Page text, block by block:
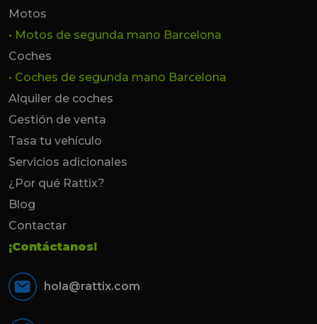
Motos
• Motos de segunda mano Barcelona
Coches
• Coches de segunda mano Barcelona
Alquiler de coches
Gestión de venta
Tasa tu vehículo
Servicios adicionales
¿Por qué Rattix?
Blog
Contactar
¡Contáctanos!
hola@rattix.com